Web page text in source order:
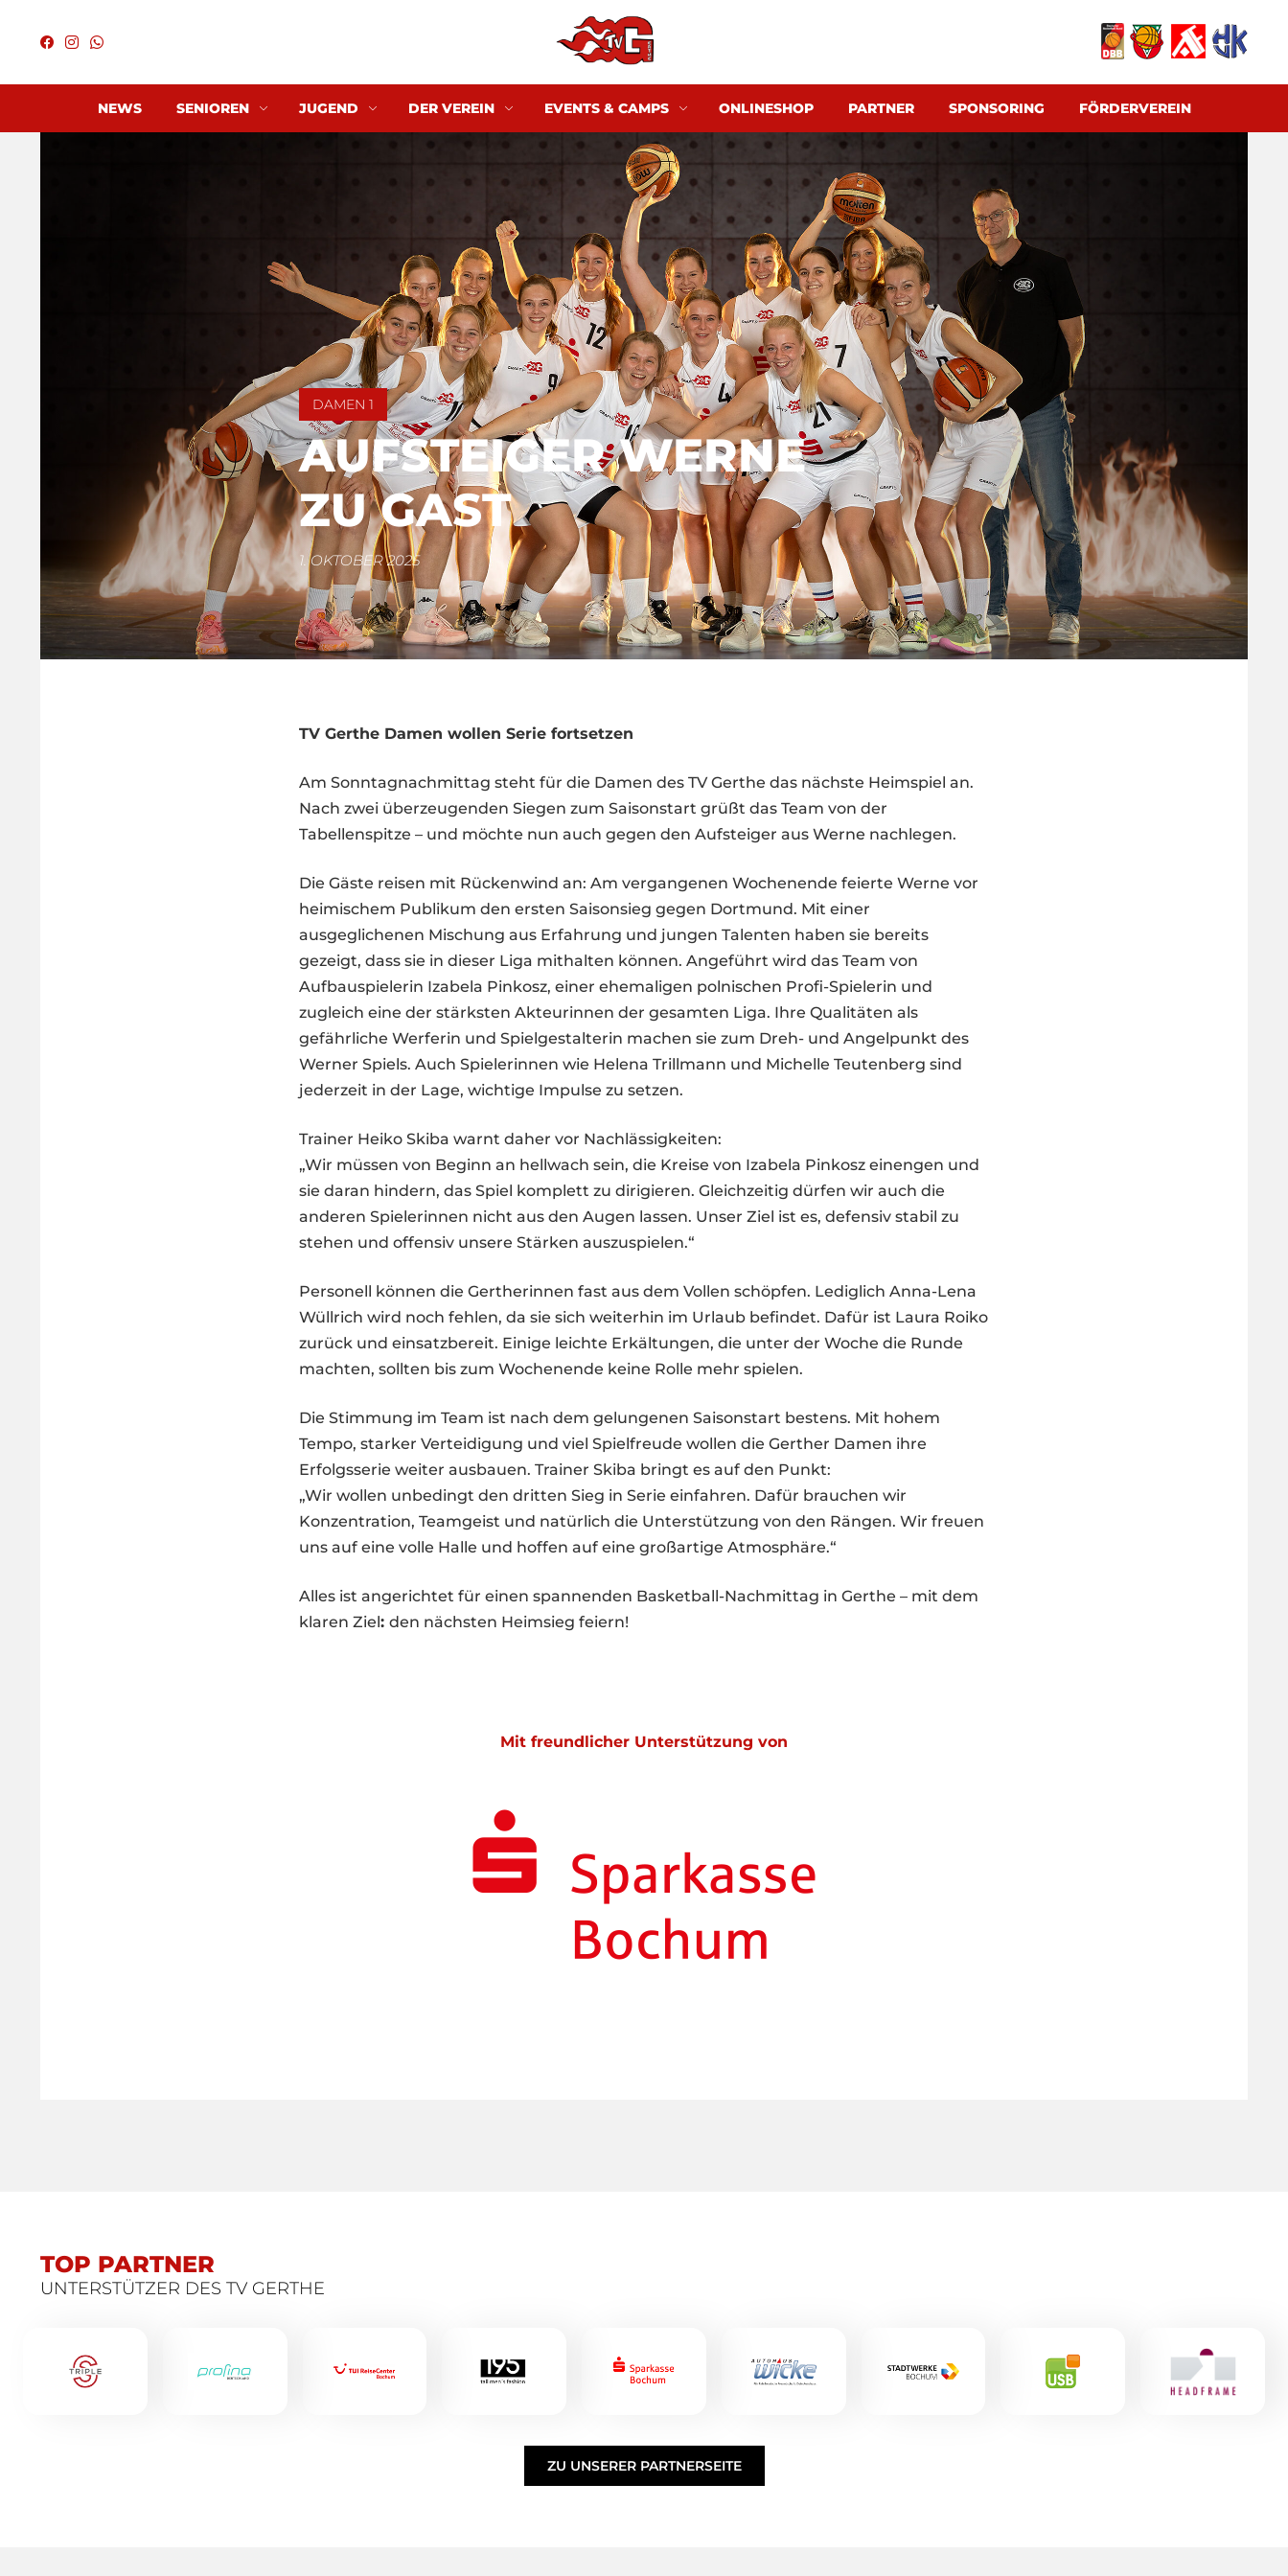
NEWS SENIOREN JUGEND DER VEREIN EVENTS & CAMPS ONLINESHOP PARTNER SPONSORING FÖRDERVEREIN
DAMEN 1
AUFSTEIGER WERNE
ZU GAST
1. OKTOBER 2025
TV Gerthe Damen wollen Serie fortsetzen
Am Sonntagnachmittag steht für die Damen des TV Gerthe das nächste Heimspiel an.
Nach zwei überzeugenden Siegen zum Saisonstart grüßt das Team von der
Tabellenspitze – und möchte nun auch gegen den Aufsteiger aus Werne nachlegen.
Die Gäste reisen mit Rückenwind an: Am vergangenen Wochenende feierte Werne vor
heimischem Publikum den ersten Saisonsieg gegen Dortmund. Mit einer
ausgeglichenen Mischung aus Erfahrung und jungen Talenten haben sie bereits
gezeigt, dass sie in dieser Liga mithalten können. Angeführt wird das Team von
Aufbauspielerin Izabela Pinkosz, einer ehemaligen polnischen Profi-Spielerin und
zugleich eine der stärksten Akteurinnen der gesamten Liga. Ihre Qualitäten als
gefährliche Werferin und Spielgestalterin machen sie zum Dreh- und Angelpunkt des
Werner Spiels. Auch Spielerinnen wie Helena Trillmann und Michelle Teutenberg sind
jederzeit in der Lage, wichtige Impulse zu setzen.
Trainer Heiko Skiba warnt daher vor Nachlässigkeiten:
„Wir müssen von Beginn an hellwach sein, die Kreise von Izabela Pinkosz einengen und
sie daran hindern, das Spiel komplett zu dirigieren. Gleichzeitig dürfen wir auch die
anderen Spielerinnen nicht aus den Augen lassen. Unser Ziel ist es, defensiv stabil zu
stehen und offensiv unsere Stärken auszuspielen.“
Personell können die Gertherinnen fast aus dem Vollen schöpfen. Lediglich Anna-Lena
Wüllrich wird noch fehlen, da sie sich weiterhin im Urlaub befindet. Dafür ist Laura Roiko
zurück und einsatzbereit. Einige leichte Erkältungen, die unter der Woche die Runde
machten, sollten bis zum Wochenende keine Rolle mehr spielen.
Die Stimmung im Team ist nach dem gelungenen Saisonstart bestens. Mit hohem
Tempo, starker Verteidigung und viel Spielfreude wollen die Gerther Damen ihre
Erfolgsserie weiter ausbauen. Trainer Skiba bringt es auf den Punkt:
„Wir wollen unbedingt den dritten Sieg in Serie einfahren. Dafür brauchen wir
Konzentration, Teamgeist und natürlich die Unterstützung von den Rängen. Wir freuen
uns auf eine volle Halle und hoffen auf eine großartige Atmosphäre.“
Alles ist angerichtet für einen spannenden Basketball-Nachmittag in Gerthe – mit dem
klaren Ziel: den nächsten Heimsieg feiern!
Mit freundlicher Unterstützung von
TOP PARTNER
UNTERSTÜTZER DES TV GERTHE
ZU UNSERER PARTNERSEITE